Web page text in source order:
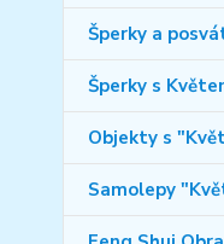
Šperky a
Šperky s
Objekty s
Samolepy